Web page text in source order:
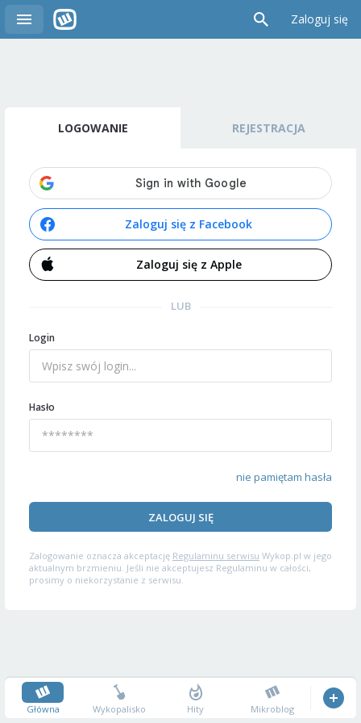
Zaloguj się
LOGOWANIE REJESTRACJA
Zaloguj się z Facebook
Zaloguj się z Apple
LUB
Login
Hasło
nie pamiętam hasła
ZALOGUJ SIĘ
Zalogowanie oznacza akceptację Regulaminu serwisu Wykop.pl w jego
aktualnym brzmieniu. Jeśli nie akceptujesz Regulaminu w całości,
prosimy o niekorzystanie z serwisu.
Główna Wykopalisko Hity Mikroblog